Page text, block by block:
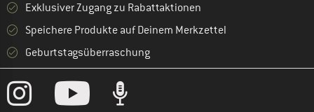
Exklusiver Zugang zu Rabattaktionen
Speichere Produkte auf Deinem Merkzettel
Geburtstagsüberraschung